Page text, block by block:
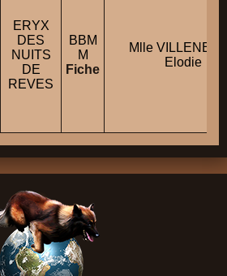
ERYX
DES
NUITS
DE
REVES
BBM
M
Fiche
Mlle
Elodie